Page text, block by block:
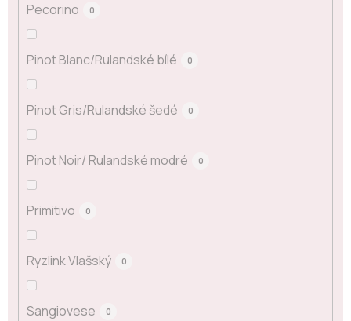
Pecorino 0
Pinot Blanc/Rulandské bílé 0
Pinot Gris/Rulandské šedé 0
Pinot Noir/ Rulandské modré 0
Primitivo 0
Ryzlink Vlašský 0
Sangiovese 0